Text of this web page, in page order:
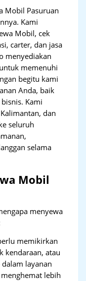
Mobil Pasuruan
Kami
Mobil, cek
carter, dan jasa
menyediakan
memenuhi
begitu kami
Anda, baik
Kami
dan
seluruh
selama
Mobil
menyewa
memikirkan
kendaraan, atau
layanan
lebih